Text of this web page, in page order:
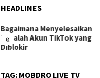
HEADLINES
«
Bagaimana Menyelesaikan
Masalah Akun TikTok yang
Diblokir
TAG: MOBDRO LIVE TV